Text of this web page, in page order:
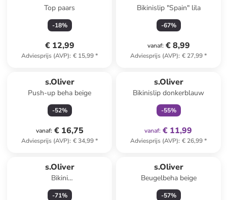
Top paars
-18%
€ 12,99
Adviesprijs (AVP): € 15,99*
Bikinislip "Spain" lila
-67%
vanaf: € 8,99
Adviesprijs (AVP): € 27,99*
s.Oliver
Push-up beha beige
-52%
vanaf: € 16,75
Adviesprijs (AVP): € 34,99*
s.Oliver
Bikinislip donkerblauw
-55%
vanaf: € 11,99
Adviesprijs (AVP): € 26,99*
s.Oliver
Bikini
blauw/turquoise/lichtroze
-71%
s.Oliver
Beugelbeha beige
-57%